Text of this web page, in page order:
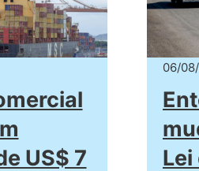
US$ 7
06/
Lei